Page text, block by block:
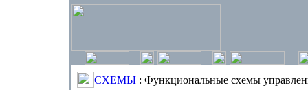
СХЕМЫ : Функциональные схемы